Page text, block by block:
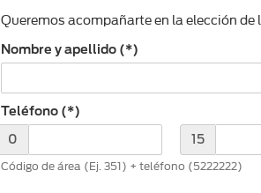
Queremos acompañarte en la elección de
Nombre y apellido (*)
Teléfono (*)
0
15
Código de área (Ej. 351) + teléfono (5222222)